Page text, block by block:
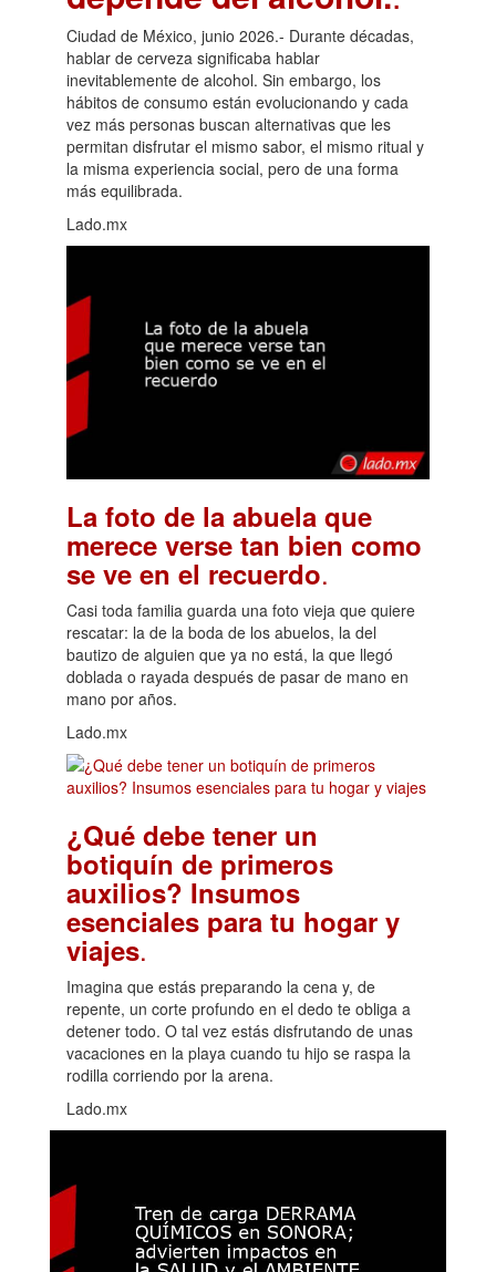
Ciudad de México, junio 2026.- Durante décadas,
hablar de cerveza significaba hablar
inevitablemente de alcohol. Sin embargo, los
hábitos de consumo están evolucionando y cada
vez más personas buscan alternativas que les
permitan disfrutar el mismo sabor, el mismo ritual y
la misma experiencia social, pero de una forma
más equilibrada.
Lado.mx
La foto de la abuela que
merece verse tan bien como
se ve en el recuerdo.
Casi toda familia guarda una foto vieja que quiere
rescatar: la de la boda de los abuelos, la del
bautizo de alguien que ya no está, la que llegó
doblada o rayada después de pasar de mano en
mano por años.
Lado.mx
¿Qué debe tener un
botiquín de primeros
auxilios? Insumos
esenciales para tu hogar y
viajes.
Imagina que estás preparando la cena y, de
repente, un corte profundo en el dedo te obliga a
detener todo. O tal vez estás disfrutando de unas
vacaciones en la playa cuando tu hijo se raspa la
rodilla corriendo por la arena.
Lado.mx